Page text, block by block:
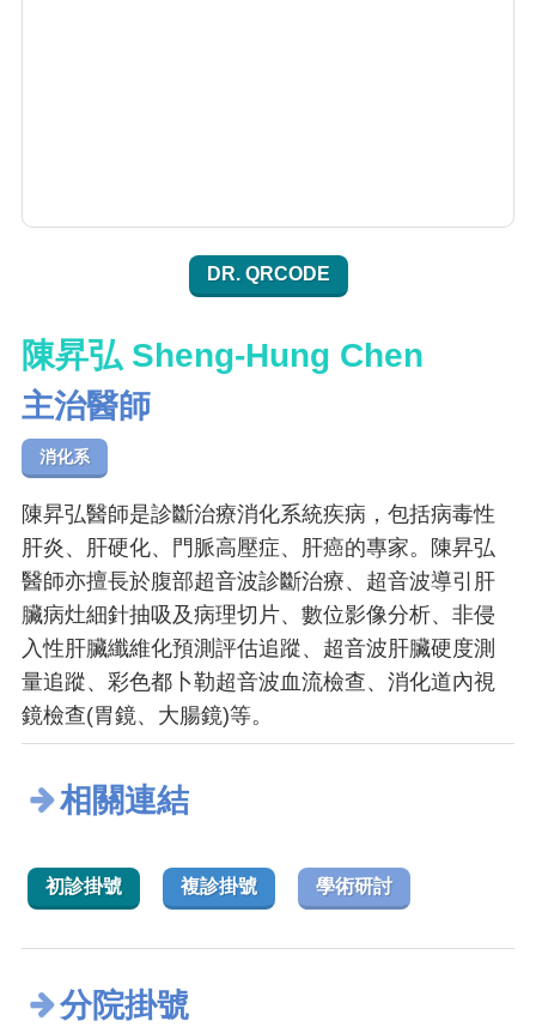
DR. QRCODE
陳昇弘 Sheng-Hung Chen
主治醫師
消化系
陳昇弘醫師是診斷治療消化系統疾病，包括病毒性
肝炎、肝硬化、門脈高壓症、肝癌的專家。陳昇弘
醫師亦擅長於腹部超音波診斷治療、超音波導引肝
臟病灶細針抽吸及病理切片、數位影像分析、非侵
入性肝臟纖維化預測評估追蹤、超音波肝臟硬度測
量追蹤、彩色都卜勒超音波血流檢查、消化道內視
鏡檢查(胃鏡、大腸鏡)等。
相關連結
初診掛號 複診掛號 學術研討
分院掛號